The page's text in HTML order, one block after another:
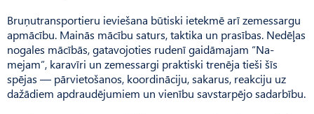
Bruņutransportieru ieviešana būtiski ietekmē arī zemessargu
apmācību. Mainās mācību saturs, taktika un prasības. Ne­dēļas
nogales mācībās, gatavojoties rudenī gaidāmajam “Na­
mejam”, karavīri un zemessargi praktiski trenēja tieši šīs
spējas — pārvietošanos, koordināciju, sakarus, reakciju uz
dažādiem apdraudējumiem un vienību savstarpējo sadarbību.